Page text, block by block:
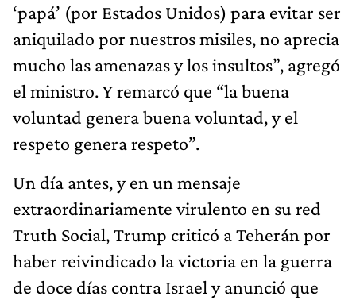
‘papá’ (por Estados Unidos) para evitar ser
aniquilado por nuestros misiles, no aprecia
mucho las amenazas y los insultos”, agregó
el ministro. Y remarcó que “la buena
voluntad genera buena voluntad, y el
respeto genera respeto”.
Un día antes, y en un mensaje
extraordinariamente virulento en su red
Truth Social, Trump criticó a Teherán por
haber reivindicado la victoria en la guerra
de doce días contra Israel y anunció que